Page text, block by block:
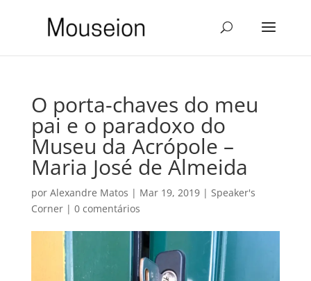
O porta-chaves do meu
pai e o paradoxo do
Museu da Acrópole –
Maria José de Almeida
por Alexandre Matos | Mar 19, 2019| Speaker's
Corner| 0 comentários